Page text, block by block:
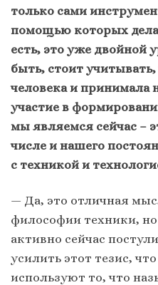
только сами
помощью которых
есть, это уже двойной
быть, стоит
человека и принимала
участие в
мы являемся сейчас –
числе и нашего
с техникой и
— Да, это отличная
философии техники,
активно сейчас
усилить этот тезис,
используют то, что